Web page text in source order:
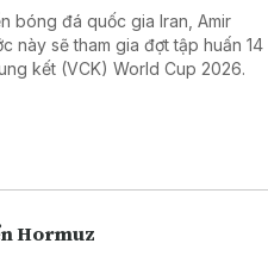
bóng đá quốc gia Iran, Amir
này sẽ tham gia đợt tập huấn 14
kết (VCK) World Cup 2026.
Hormuz